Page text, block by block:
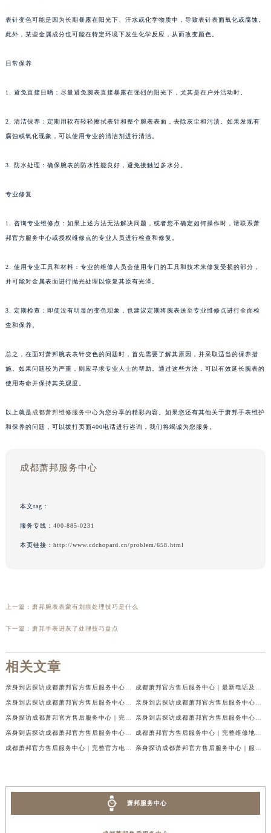
表针变色可能是因为长期暴露在阳光下、汗水或化学物质中，导致表针表面氧化或腐蚀。
此外，某些金属成分也可能在特定环境下发生化学反应，从而改变颜色。
日常保养
1. 避免直接日晒：尽量避免腕表直接暴露在强烈的阳光下，尤其是在户外活动时。
2. 清洁保养：定期用软布轻轻擦拭表针和整个腕表表面，去除灰尘和污渍。如果发现有
腐蚀或氧化现象，可以使用专业的清洁剂进行清洁。
3. 防水处理：确保腕表的防水性能良好，避免接触过多水分。
专业修复
1. 咨询专业维修点：如果上述方法无法解决问题，或者您不确定如何操作时，请联系萧
邦官方服务中心或授权维修点的专业人员进行检查和修复。
2. 使用专业工具和材料：专业的维修人员会使用专门的工具和技术来修复受损的部分，
并可能对金属表面进行抛光处理以恢复其原有光泽。
3. 定期检查：即使没有明显的变色现象，也建议定期将腕表送至专业维修点进行全面检
查和保养。
总之，在面对萧邦腕表表针变色的问题时，首先需要了解其原因，并采取适当的保养措
施。如果问题较为严重，则应寻求专业人士的帮助。通过这些方法，可以有效延长腕表的
使用寿命并保持其美观度。
以上就是 成都萧邦维修服务中心为您分享的精彩内容。如果您还有其他关于萧邦手表维护
和保养的问题，可以拨打页面400电话进行咨询，我们将竭诚为您服务。
成都萧邦服务中心
本文tag：
服务专线： 400-885-0231
本页链接： http://www.cdchopard.cn/problem/658.html
上一篇： 萧邦腕表表蒙有划痕处理技巧是什么
下一篇： 萧邦手表进灰了处理技巧盘点
相关文章
萧邦服务中心